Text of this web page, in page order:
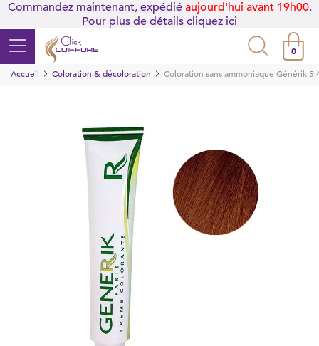
Commandez maintenant, expédié aujourd'hui avant 19h00.
Pour plus de détails cliquez ici
0
Accueil
Coloration & décoloration Coloration sans ammoniaque Générik